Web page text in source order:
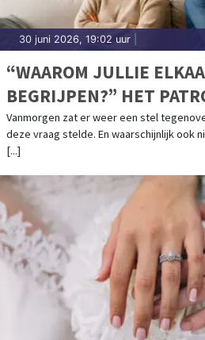
30 juni 2026, 19:02 uur
“WAAROM JULLIE
BEGRIJPEN?” HET PATROON WAARIN
ZOVEEL STELLEN
Vanmorgen zat er weer een stel
deze vraag stelde. En waarschijnlijk ook
[...]